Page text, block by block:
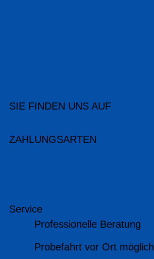
SIE FINDEN UNS AUF
ZAHLUNGSARTEN
Service
Professionelle Beratung
Probefahrt vor Ort möglich